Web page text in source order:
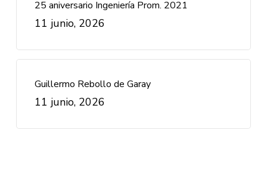
25 aniversario Ingeniería Prom. 2021
11 junio, 2026
Guillermo Rebollo de Garay
11 junio, 2026